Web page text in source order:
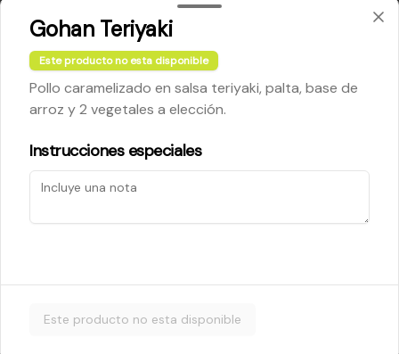
$5.200
Cheese Roll
Queso crema - palta - cebollín
$5.200
$5.800
Gohan Teriyaki
Este producto no esta disponible
Pollo caramelizado en salsa teriyaki, palta, base de
arroz y 2 vegetales a elección.
Instrucciones especiales
Este producto no esta disponible